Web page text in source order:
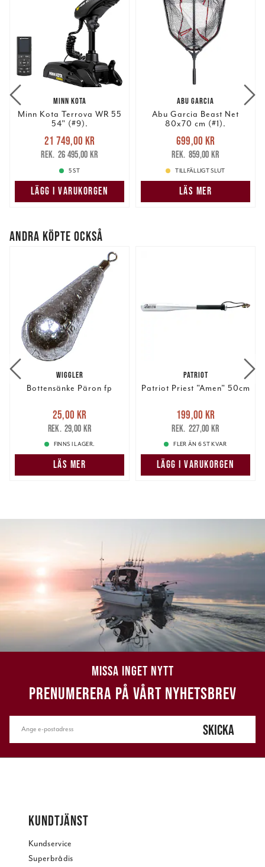
MINN KOTA
Minn Kota Terrova WR 55
54" (#9).
Nuvarande pris
21 749,00 krTidigare pris
26 495,00 kr
21 749,00 kr
26 495,00 kr
5 ST
LÄGG I VARUKORGEN
ABU GARCIA
Abu Garcia Beast Net
80x70 cm (#1).
Nuvarande pris
699,00 krTidigare pris
859,00 kr
699,00 kr
859,00 kr
TILLFÄLLIGT SLUT
LÄS MER
ANDRA KÖPTE OCKSÅ
WIGGLER
Bottensänke Päron fp
Nuvarande pris
25,00 krTidigare pris
29,00 kr
25,00 kr
29,00 kr
FINNS I LAGER.
LÄS MER
PATRIOT
Patriot Priest "Amen" 50cm
Nuvarande pris
199,00 krTidigare pris
227,00 kr
199,00 kr
227,00 kr
FLER ÄN 6 ST KVAR
LÄGG I VARUKORGEN
MISSA INGET NYTT
PRENUMERERA PÅ VÅRT NYHETSBREV
SKICKA
KUNDTJÄNST
Kundservice
Superbrådis